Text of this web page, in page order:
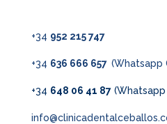
+34 952 215 747
+34 636 666 657 (Whatsapp
+34 648 06 41 87(Whatsapp